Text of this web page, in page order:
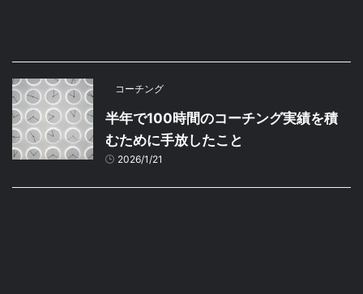
コーチング
半年で100時間のコーチング実績を積
むために手放したこと
2026/1/21